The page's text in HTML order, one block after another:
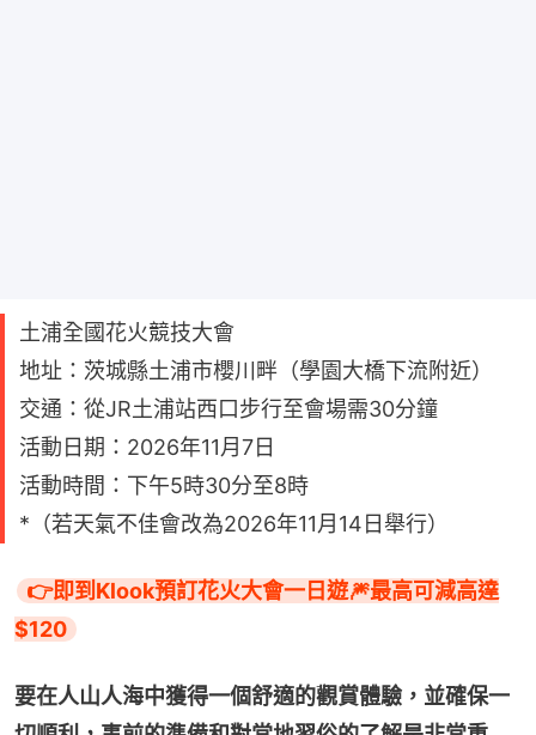
土浦全國花火競技大會
地址：茨城縣土浦市櫻川畔（學園大橋下流附近）
交通：從JR土浦站西口步行至會場需30分鐘
活動日期：2026年11月7日
活動時間：下午5時30分至8時
*（若天氣不佳會改為2026年11月14日舉行）
👉即到Klook預訂花火大會一日遊🎆最高可減高達
$120
要在人山人海中獲得一個舒適的觀賞體驗，並確保一